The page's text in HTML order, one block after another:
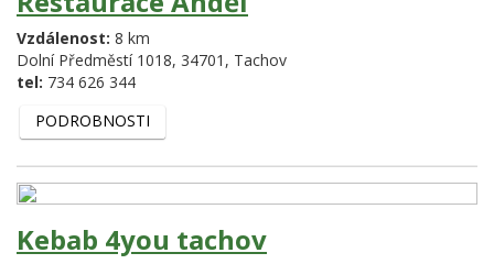
Vzdálenost: 8 km
Dolní Předměstí 1018, 34701, Tachov
tel: 734 626 344
PODROBNOSTI
Kebab 4you tachov